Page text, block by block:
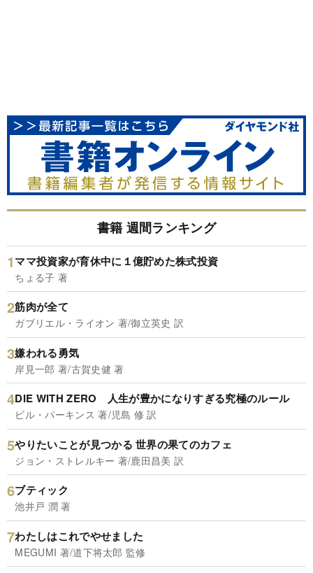
書籍 週間ランキング
ママ投資家が育休中に１億貯めた株式投資
ちょる子 著
筋肉が全て
ガブリエル・ライオン 著/御立英史 訳
嫌われる勇気
岸見一郎 著/古賀史健 著
DIE WITH ZERO 人生が豊かになりすぎる究極のルール
ビル・パーキンス 著/児島 修 訳
やりたいことが見つかる 世界の果てのカフェ
ジョン・ストレルキー 著/鹿田昌美 訳
ブティック
池井戸 潤 著
わたしはこれでやせました
MEGUMI 著/道下将太郎 監修